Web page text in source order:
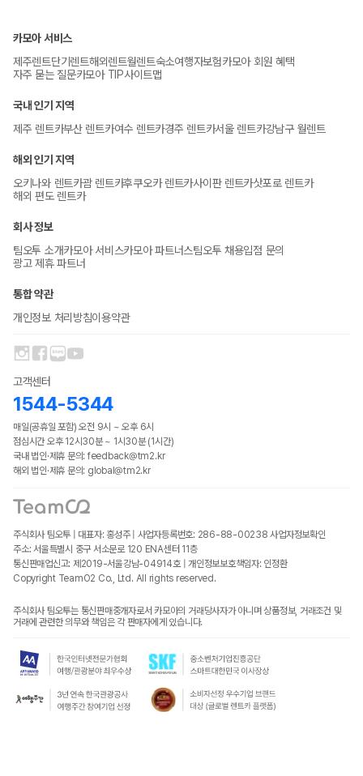
카모아 서비스
제주렌트단기렌트해외렌트월렌트숙소여행자보험카모아 회원 혜택
자주 묻는 질문카모아 TIP사이트맵
국내 인기 지역
제주 렌트카부산 렌트카여수 렌트카경주 렌트카서울 렌트카강남구 월렌트
해외 인기 지역
오키나와 렌트카괌 렌트카후쿠오카 렌트카사이판 렌트카삿포로 렌트카
해외 편도 렌트카
회사 정보
팀오투 소개카모아 서비스카모아 파트너스팀오투 채용입점 문의
광고 제휴 파트너
통합 약관
개인정보 처리방침이용약관
고객센터
1544-5344
매일(공휴일 포함) 오전 9시 ~ 오후 6시
점심시간 오후 12시30분 ~ 1시30분 (1시간)
국내 법인·제휴 문의: feedback@tm2.kr
해외 법인·제휴 문의: global@tm2.kr
주식회사 팀오투 | 대표자: 홍성주 | 사업자등록번호: 286-88-00238 사업자정보확인
주소: 서울특별시 중구 서소문로 120 ENA센터 11층
통신판매업신고: 제2019-서울강남-04914호 | 개인정보보호책임자: 인정환
Copyright TeamO2 Co., Ltd. All rights reserved.
주식회사 팀오투는 통신판매중개자로서 카모아의 거래당사자가 아니며 상품정보, 거래조건 및
거래에 관련한 의무와 책임은 각 판매자에게 있습니다.